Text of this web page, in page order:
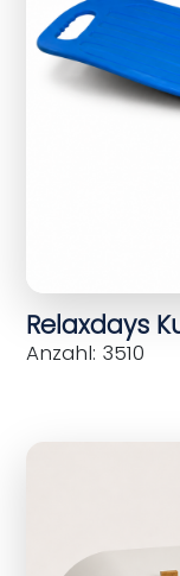
Relaxdays
Anzahl: 3510